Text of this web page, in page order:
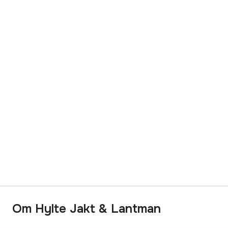
Om Hylte Jakt & Lantman